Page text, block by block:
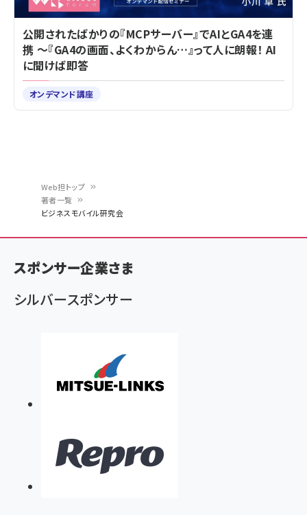
ン
く
ず
Web担トップ
著者一覧
ビジネスモバイル研究会
公開されたばかりの『MCPサーバー』でAIとGA4を連
携 ～『GA4の画面、よくわからん…』って人に朗報！ AI
に聞けば即答
オンデマンド講座
スポンサー企業さま
シルバースポンサー